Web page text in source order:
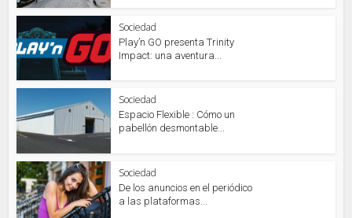
Sociedad
Play’n GO presenta Trinity
Impact: una aventura...
Sociedad
Espacio Flexible : Cómo un
pabellón desmontable...
Sociedad
De los anuncios en el periódico
a las plataformas...